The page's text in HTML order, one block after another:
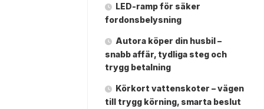
LED-ramp för säker
fordonsbelysning
Autora köper din husbil –
snabb affär, tydliga steg och
trygg betalning
Körkort vattenskoter – vägen
till trygg körning, smarta beslut